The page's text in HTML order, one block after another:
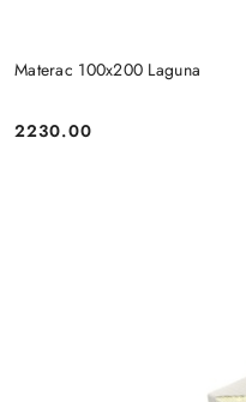
Materac 100x200 Laguna
Cena:
2230.00